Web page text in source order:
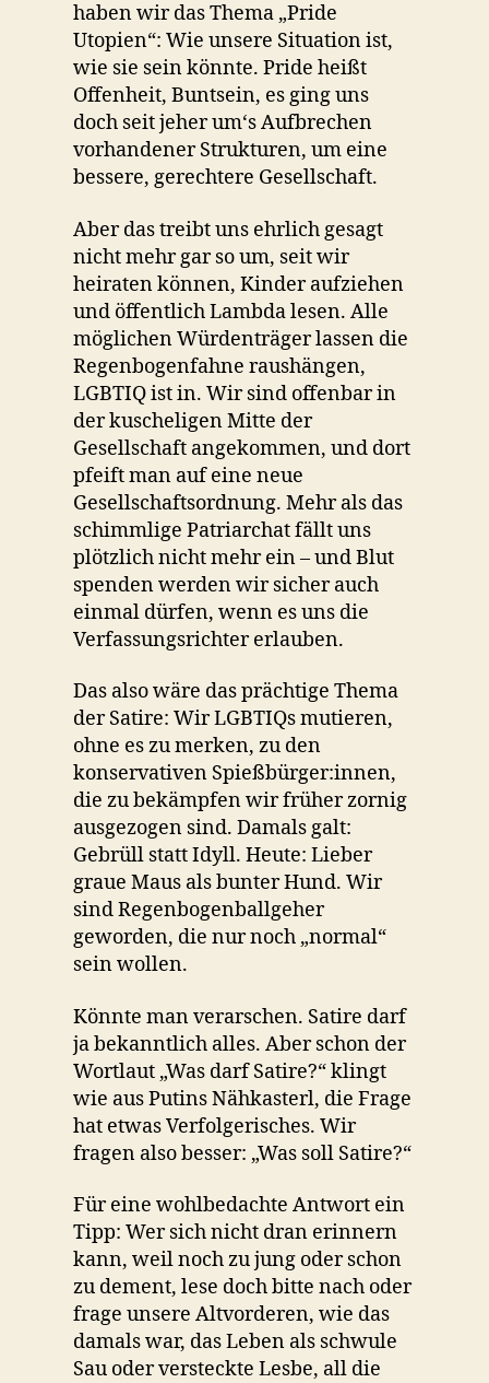
haben wir das Thema „Pride
Utopien“: Wie unsere Situation ist,
wie sie sein könnte. Pride heißt
Offenheit, Buntsein, es ging uns
doch seit jeher um‘s Aufbrechen
vorhandener Strukturen, um eine
bessere, gerechtere Gesellschaft.
Aber das treibt uns ehrlich gesagt
nicht mehr gar so um, seit wir
heiraten können, Kinder aufziehen
und öffentlich Lambda lesen. Alle
möglichen Würdenträger lassen die
Regenbogenfahne raushängen,
LGBTIQ ist in. Wir sind offenbar in
der kuscheligen Mitte der
Gesellschaft angekommen, und dort
pfeift man auf eine neue
Gesellschaftsordnung. Mehr als das
schimmlige Patriarchat fällt uns
plötzlich nicht mehr ein – und Blut
spenden werden wir sicher auch
einmal dürfen, wenn es uns die
Verfassungsrichter erlauben.
Das also wäre das prächtige Thema
der Satire: Wir LGBTIQs mutieren,
ohne es zu merken, zu den
konservativen Spießbürger:innen,
die zu bekämpfen wir früher zornig
ausgezogen sind. Damals galt:
Gebrüll statt Idyll. Heute: Lieber
graue Maus als bunter Hund. Wir
sind Regenbogenballgeher
geworden, die nur noch „normal“
sein wollen.
Könnte man verarschen. Satire darf
ja bekanntlich alles. Aber schon der
Wortlaut „Was darf Satire?“ klingt
wie aus Putins Nähkasterl, die Frage
hat etwas Verfolgerisches. Wir
fragen also besser: „Was soll Satire?“
Für eine wohlbedachte Antwort ein
Tipp: Wer sich nicht dran erinnern
kann, weil noch zu jung oder schon
zu dement, lese doch bitte nach oder
frage unsere Altvorderen, wie das
damals war, das Leben als schwule
Sau oder versteckte Lesbe, all die